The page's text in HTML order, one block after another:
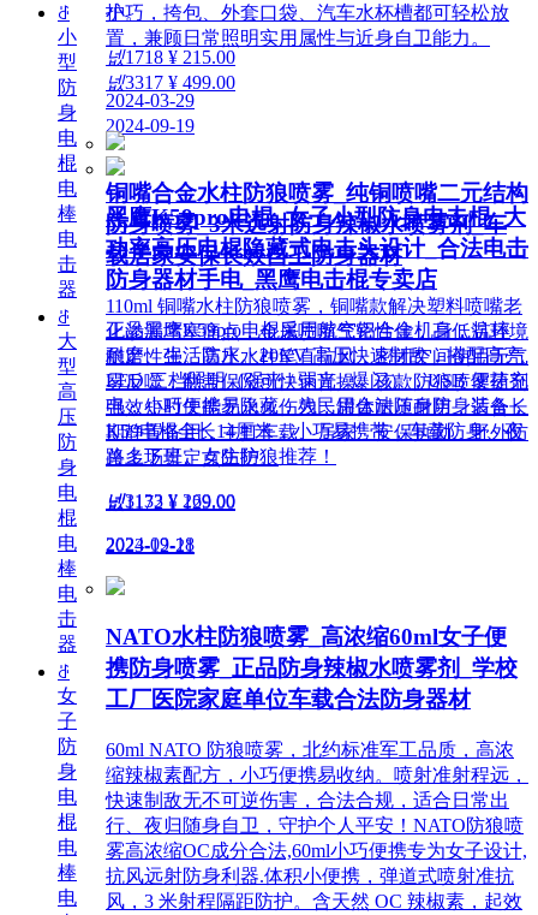
小巧，挎包、外套口袋、汽车水杯槽都可轻松放
置，兼顾日常照明实用属性与近身自卫能力。
넶3317 ¥ 499.00
2024-09-19
黑鹰K59pro电棍_女子小型防身电击棍_大
功率高压电棍隐藏式电击头设计_合法电击
防身器材手电_黑鹰电击棍专卖店
正品黑鹰K59pro电棍采用航空铝合金机身，抗摔
耐磨、生活防水。20KV 高压快速制敌，搭配高亮
LED 三档照明（强光 / 弱光 / 爆闪），USB 便捷充
电，小巧便携易隐藏，为民用合法随身防身装备，
K59电棍全长14厘米，小巧易携带，车载防身、夜
路上下班、女生防狼推荐！
넶3133 ¥ 269.00
2024-09-18
护。
넶1718 ¥ 215.00
2024-03-29
铜嘴合金水柱防狼喷雾_纯铜喷嘴二元结构
防身喷雾_3米远射防身辣椒水喷雾剂_车
载居家安保长效自卫防身器材
110ml 铜嘴水柱防狼喷雾，铜嘴款解决塑料喷嘴老
化渗漏堵塞痛点，金属喷嘴气密性佳，高低温环境
稳定性强。高压水柱笔直抗风，密闭空间使用无气
雾反噬，翻盖保险可快速盲操。该款防狼喷雾药剂
强效短时失能无永久伤残，罐体耐压耐用，适合长
期静置备用，主打车载、居家、安保执勤、野外防
兽多场景定点防护。
넶1172 ¥ 129.00
2023-12-21
NATO水柱防狼喷雾_高浓缩60ml女子便
携防身喷雾_正品防身辣椒水喷雾剂_学校
工厂医院家庭单位车载合法防身器材
60ml NATO 防狼喷雾，北约标准军工品质，高浓
缩辣椒素配方，小巧便携易收纳。喷射准射程远，
快速制敌无不可逆伤害，合法合规，适合日常出
行、夜归随身自卫，守护个人平安！NATO防狼喷
雾高浓缩OC成分合法,60ml小巧便携专为女子设计,
抗风远射防身利器.体积小便携，弹道式喷射准抗
风，3 米射程隔距防护。含天然 OC 辣椒素，起效
ꁕ
小
型
防
身
电
棍
电
棒
电
击
器
ꁕ
大
型
高
压
防
身
电
棍
电
棒
电
击
器
ꁕ
女
子
防
身
电
棍
电
棒
电